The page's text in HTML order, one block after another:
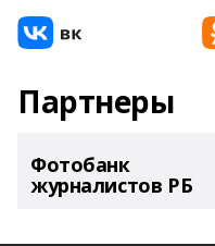
Партнеры
Фотобанк
журналистов РБ